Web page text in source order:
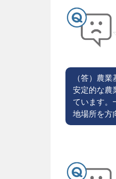
（答）農
安定的な農
ています。
地場所を方